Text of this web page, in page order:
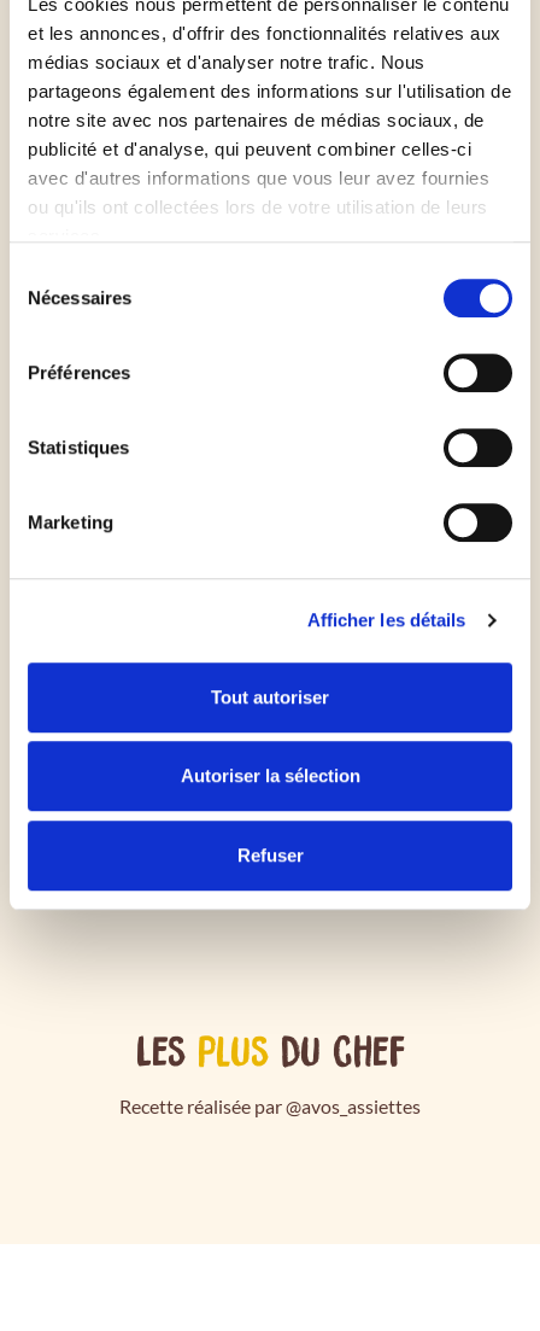
Les cookies nous permettent de personnaliser le contenu
et les annonces, d'offrir des fonctionnalités relatives aux
médias sociaux et d'analyser notre trafic. Nous
partageons également des informations sur l'utilisation de
notre site avec nos partenaires de médias sociaux, de
publicité et d'analyse, qui peuvent combiner celles-ci
avec d'autres informations que vous leur avez fournies
ou qu'ils ont collectées lors de votre utilisation de leurs
Nécessaires
Préférences
Statistiques
Marketing
Afficher les détails
Tout autoriser
Autoriser la sélection
Refuser
Durée de préparation
15min
laurier, saler et poivrer
Couper les champignons en fines lamelles et les
faire rôtir au four (ou faire revenir dans une poêle)
A l'aide d'un emporte-pièce ou un bol, former des
disques avec la pâte Croustipate
thon, câpres et mozzarella
Rabattre les extrémités
Mettre au four pendant 4/6 min à 220°
Les plusdu chef
Recette réalisée par @avos_assiettes